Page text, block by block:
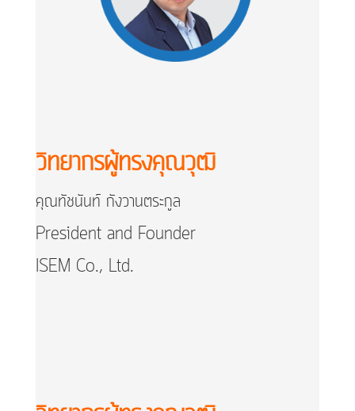
วิทยากรผู้ทรงคุณวุฒิ
คุณทัชนันท์ กังวานตระกูล
President and Founder
ISEM Co., Ltd.